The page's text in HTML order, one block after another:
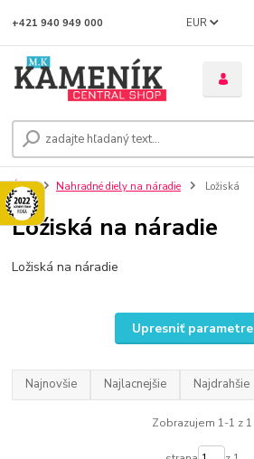
EUR
+421 940 949 000
Úvod Nahradné diely na náradie Ložiská
Ložiská na náradie
Ložiská na náradie
Upresniť parametre
Najnovšie Najlacnejšie Najdrahšie
Zobrazujem 1-1 z 1